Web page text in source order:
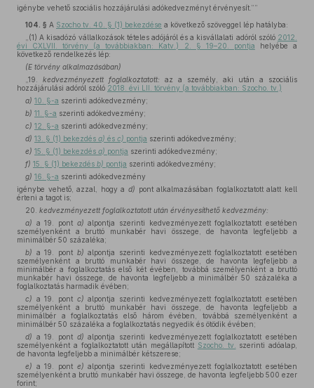
igénybe vehető szociális hozzájárulási adókedvezményt érvényesít.””
104. § A Szocho tv. 40. § (1) bekezdése a következő szöveggel lép hatályba:
„(1) A kisadózó vállalkozások tételes adójáról és a kisvállalati adóról szóló 2012.
évi CXLVII. törvény (a továbbiakban: Katv.) 2. § 19–20. pontja helyébe a
következő rendelkezés lép:
(E törvény alkalmazásában)
„19. kedvezményezett foglalkoztatott: az a személy, aki után a szociális
hozzájárulási adóról szóló 2018. évi LII. törvény (a továbbiakban: Szocho. tv.)
a) 10. §-a szerinti adókedvezmény;
b) 11. §-a szerinti adókedvezmény;
c) 12. §-a szerinti adókedvezmény;
d) 13. § (1) bekezdés a) és c) pontja szerinti adókedvezmény;
e) 15. § (1) bekezdés a) pontja szerinti adókedvezmény;
f) 15. § (1) bekezdés b) pontja szerinti adókedvezmény;
g) 16. §-a szerinti adókedvezmény
igénybe vehető, azzal, hogy a d) pont alkalmazásában foglalkoztatott alatt kell
érteni a tagot is;
20. kedvezményezett foglalkoztatott után érvényesíthető kedvezmény:
a) a 19. pont a) alpontja szerinti kedvezményezett foglalkoztatott esetében
személyenként a bruttó munkabér havi összege, de havonta legfeljebb a
minimálbér 50 százaléka;
b) a 19. pont b) alpontja szerinti kedvezményezett foglalkoztatott esetében
személyenként a bruttó munkabér havi összege, de havonta legfeljebb a
minimálbér a foglalkoztatás első két évében, továbbá személyenként a bruttó
munkabér havi összege, de havonta legfeljebb a minimálbér 50 százaléka a
foglalkoztatás harmadik évében;
c) a 19. pont c) alpontja szerinti kedvezményezett foglalkoztatott esetében
személyenként a bruttó munkabér havi összege, de havonta legfeljebb a
minimálbér a foglalkoztatás első három évében, továbbá személyenként a
minimálbér 50 százaléka a foglalkoztatás negyedik és ötödik évében;
d) a 19. pont d) alpontja szerinti kedvezményezett foglalkoztatott esetében
személyenként a foglalkoztatott után megállapított Szocho. tv.
szerinti adóalap,
de havonta legfeljebb a minimálbér kétszerese;
e) a 19. pont e) alpontja szerinti kedvezményezett foglalkoztatott esetében
személyenként a bruttó munkabér havi összege, de havonta legfeljebb 500 ezer
forint;